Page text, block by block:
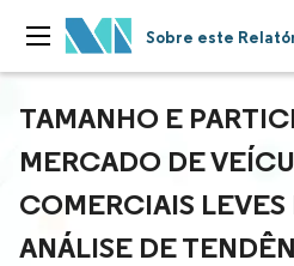
Sobre este
TAMANHO E
MERCADO DE
COMERCIAIS
ANÁLISE DE